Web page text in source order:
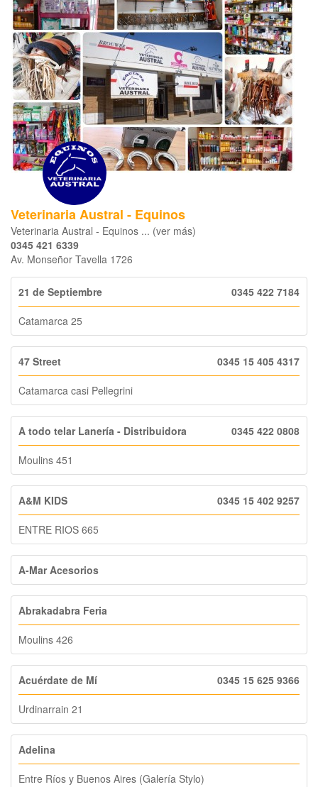
Veterinaria Austral - Equinos
Veterinaria Austral - Equinos ... (ver más)
0345 421 6339
Av. Monseñor Tavella 1726
21 de Septiembre 0345 422 7184
Catamarca 25
47 Street 0345 15 405 4317
Catamarca casi Pellegrini
A todo telar Lanería - Distribuidora 0345 422 0808
Moulins 451
A&M KIDS 0345 15 402 9257
ENTRE RIOS 665
A-Mar Acesorios
Abrakadabra Feria
Moulins 426
Acuérdate de Mí 0345 15 625 9366
Urdinarrain 21
Adelina
Entre Ríos y Buenos Aires (Galería Stylo)